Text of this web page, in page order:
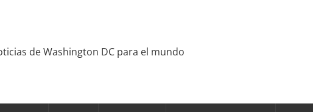
de Washington DC para el mundo